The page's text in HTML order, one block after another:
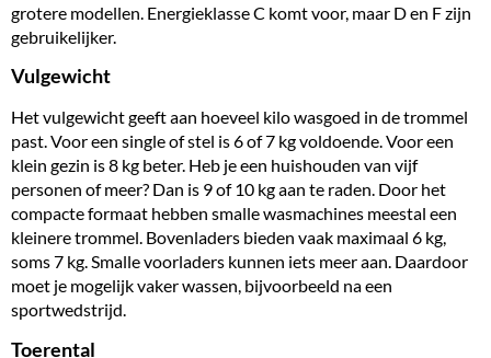
grotere modellen. Energieklasse C komt voor, maar D en F zijn
gebruikelijker.
Vulgewicht
Hetvulgewichtgeeft aan hoeveel kilo wasgoed in de trommel
past. Voor een single of stel is 6 of 7 kg voldoende. Voor een
klein gezin is 8 kg beter. Heb je een huishouden van vijf
personen of meer? Dan is 9 of 10 kg aan te raden. Door het
compacte formaat hebben smalle wasmachines meestal een
kleinere trommel. Bovenladers bieden vaak maximaal 6 kg,
soms 7 kg. Smalle voorladers kunnen iets meer aan. Daardoor
moet je mogelijk vaker wassen, bijvoorbeeld na een
sportwedstrijd.
Toerental